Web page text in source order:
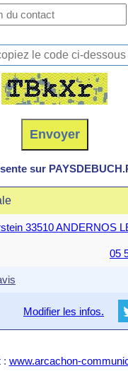
sur
33510 ANDERNOS
05
Modifier les infos.
: www.arcachon-